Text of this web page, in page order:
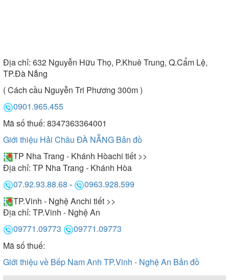
Địa chỉ: 632 Nguyễn Hữu Thọ, P.Khuê Trung, Q.Cẩm Lệ,
TP.Đà Nẵng
( Cách cầu Nguyễn Tri Phương 300m )
0901.965.455
Mã số thuế: 8347363364001
Giới thiệu Hải Châu ĐÀ NẴNG Bản đồ
TP Nha Trang - Khánh Hòachi tiết >>
Địa chỉ: TP Nha Trang - Khánh Hòa
07.92.93.88.68 -
0963.928.599
TP.Vinh - Nghệ Anchi tiết >>
Địa chỉ: TP.Vinh - Nghệ An
09771.09773
09771.09773
Mã số thuế:
Giới thiệu về Bếp Nam Anh TP.Vinh - Nghệ An Bản đồ